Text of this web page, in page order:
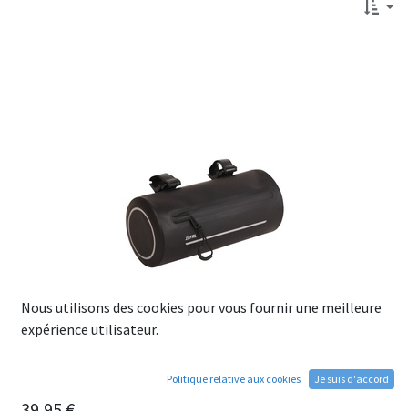
Sacoche de Guidon ZEFAL Z Adventure F2
Nous utilisons des cookies pour vous fournir une meilleure
expérience utilisateur.
Politique relative aux cookies Je suis d'accord